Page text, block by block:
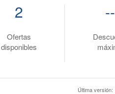
Ofertas
disponibles
2 --
Última versión: